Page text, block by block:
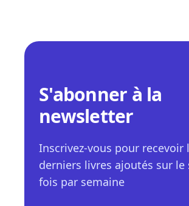
S'abonner à la
newsletter
Inscrivez-vous pour recevoir
derniers livres ajoutés sur le
fois par semaine